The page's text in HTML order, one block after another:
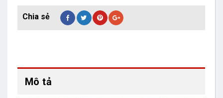
Mô tả